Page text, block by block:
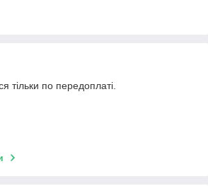
тільки по передоплаті.